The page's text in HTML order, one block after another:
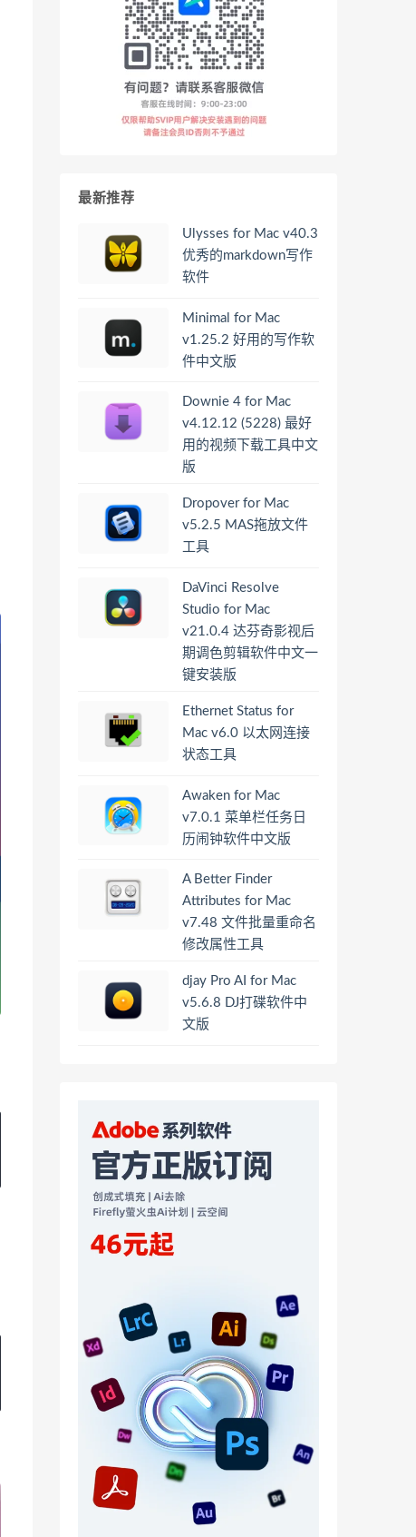
最新推荐
Ulysses for Mac v40.3
优秀的markdown写作
软件
Minimal for Mac
v1.25.2 好用的写作软
件中文版
Downie 4 for Mac
v4.12.12 (5228) 最好
用的视频下载工具中文
版
Dropover for Mac
v5.2.5 MAS拖放文件
工具
DaVinci Resolve
Studio for Mac
v21.0.4 达芬奇影视后
期调色剪辑软件中文一
键安装版
Ethernet Status for
Mac v6.0 以太网连接
状态工具
Awaken for Mac
v7.0.1 菜单栏任务日
历闹钟软件中文版
A Better Finder
Attributes for Mac
v7.48 文件批量重命名
修改属性工具
djay Pro AI for Mac
v5.6.8 DJ打碟软件中
文版